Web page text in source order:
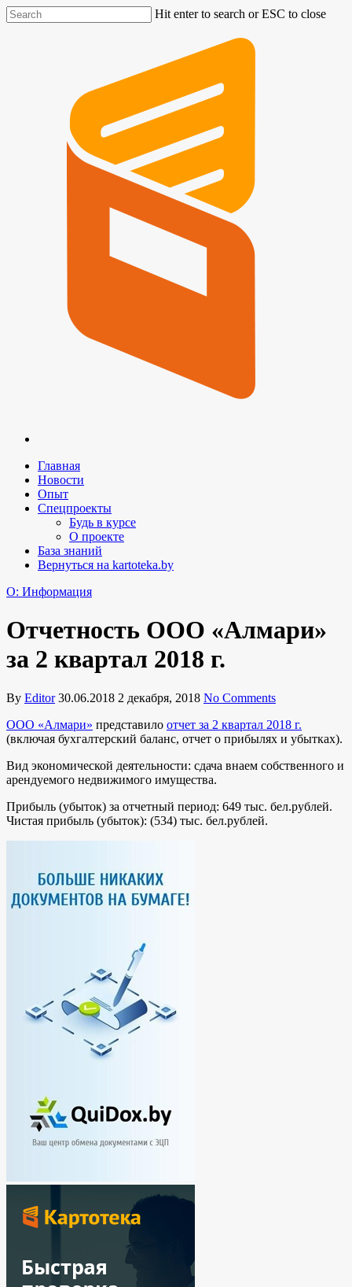
Hit enter to search or ESC to close
Главная
Новости
Опыт
Спецпроекты
Будь в курсе
О проекте
База знаний
Вернуться на kartoteka.by
O: Информация
Отчетность ООО «Алмари»
за 2 квартал 2018 г.
By Editor 30.06.2018 2 декабря, 2018 No Comments
ООО «Алмари» представило отчет за 2 квартал 2018 г.
(включая бухгалтерский баланс, отчет о прибылях и убытках).
Вид экономической деятельности: сдача внаем собственного и
арендуемого недвижимого имущества.
Прибыль (убыток) за отчетный период: 649 тыс. бел.рублей.
Чистая прибыль (убыток): (534) тыс. бел.рублей.